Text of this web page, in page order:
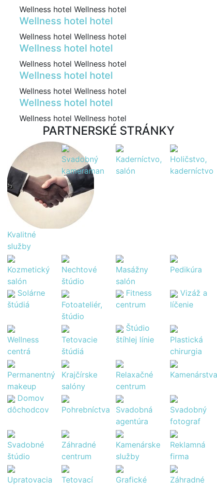
Wellness hotel Wellness hotel
Wellness hotel hotel
Wellness hotel Wellness hotel
Wellness hotel hotel
Wellness hotel Wellness hotel
Wellness hotel hotel
Wellness hotel Wellness hotel
Wellness hotel hotel
Wellness hotel Wellness hotel
PARTNERSKÉ STRÁNKY
Kvalitné
služby
Svadobný
kameraman
Kaderníctvo,
salón
Holičstvo,
kaderníctvo
Kozmetický
salón
Nechtové
štúdio
Masážny
salón
Pedikúra
Solárne
štúdiá
Fotoateliér,
štúdio
Fitness
centrum
Vizáž a
líčenie
Wellness
centrá
Tetovacie
štúdiá
Štúdio
štíhlej línie
Plastická
chirurgia
Permanentný
makeup
Krajčírske
salóny
Relaxačné
centrum
Kamenárstva
Domov
dôchodcov
Pohrebníctva
Svadobná
agentúra
Svadobný
fotograf
Svadobné
štúdio
Záhradné
centrum
Kamenárske
služby
Reklamná
firma
Upratovacia
Tetovací
Grafické
Záhradné